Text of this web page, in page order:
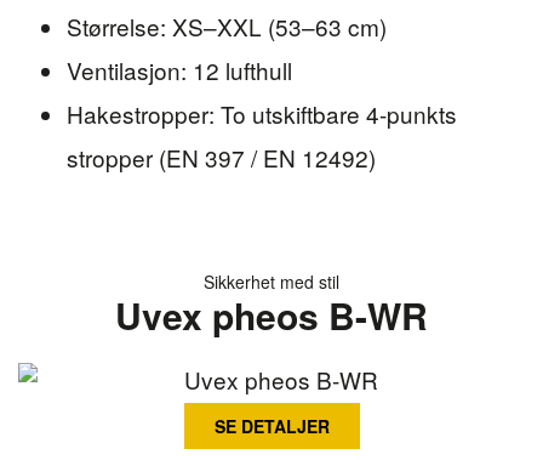
Størrelse: XS–XXL (53–63 cm)
Ventilasjon: 12 lufthull
Hakestropper: To utskiftbare 4-punkts
stropper (EN 397 / EN 12492)
Sikkerhet med stil
Uvex pheos B-WR
SE DETALJER